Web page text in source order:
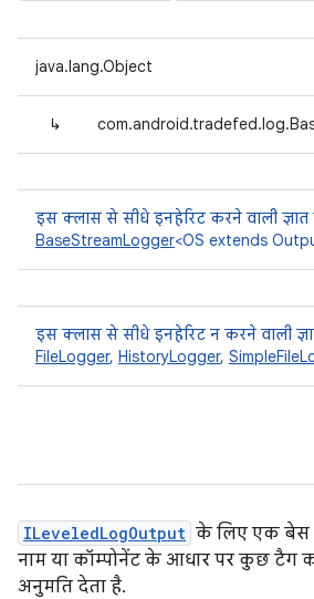
java.lang.Object
↳
इस क्लास से सीधे इनहेरिट करने वाली
BaseStreamLogger<OS extends
इस क्लास से सीधे इनहेरिट न करने वाली
FileLogger, HistoryLogger,
ILeveledLogOutput के लिए एक बेस
नाम या कॉम्पोनेंट के आधार पर कुछ टैग
अनुमति देता है.